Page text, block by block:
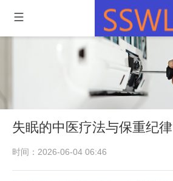
失眠的中医疗法与保重纪律
时间：2026-06-04 06:46